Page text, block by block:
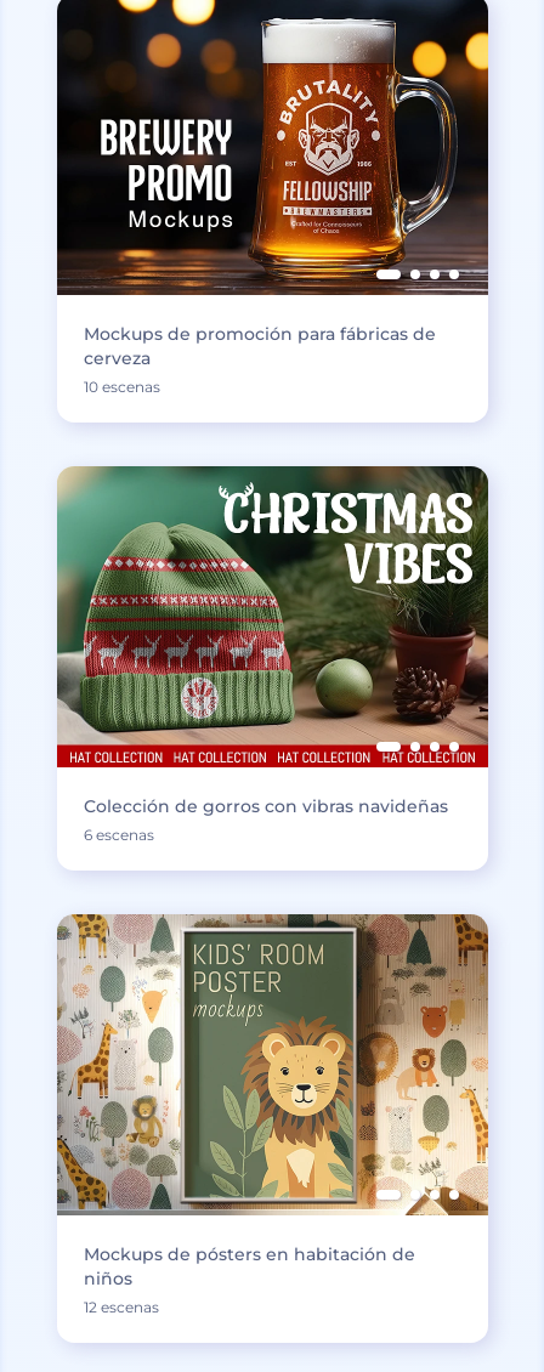
Mockups de promoción para fábricas de
cerveza
10 escenas
Colección de gorros con vibras navideñas
6 escenas
Mockups de pósters en habitación de
niños
12 escenas